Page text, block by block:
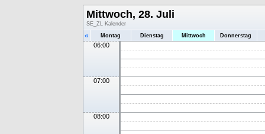
Mittwoch, 28. Juli
SE_ZL Kalender
« Montag Dienstag Mittwoch Donnerstag
06:00
07:00
08:00